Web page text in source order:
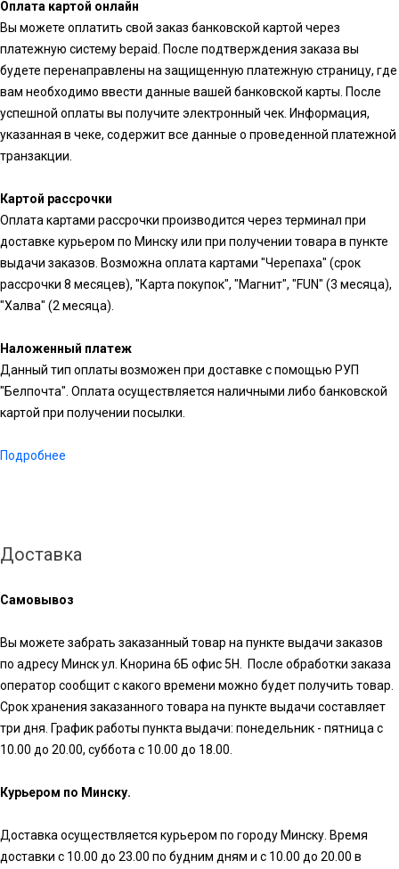
Оплата картой онлайн
Вы можете оплатить свой заказ банковской картой через
платежную систему bepaid. После подтверждения заказа вы
будете перенаправлены на защищенную платежную страницу, где
вам необходимо ввести данные вашей банковской карты. После
успешной оплаты вы получите электронный чек. Информация,
указанная в чеке, содержит все данные о проведенной платежной
транзакции.
Картой рассрочки
Оплата картами рассрочки производится через терминал при
доставке курьером по Минску или при получении товара в пункте
выдачи заказов. Возможна оплата картами "Черепаха" (срок
рассрочки 8 месяцев), "Карта покупок", "Магнит", "FUN" (3 месяца),
"Халва" (2 месяца).
Наложенный платеж
Данный тип оплаты возможен при доставке с помощью РУП
"Белпочта". Оплата осуществляется наличными либо банковской
картой при получении посылки.
Подробнее
Доставка
Самовывоз
Вы можете забрать заказанный товар на пункте выдачи заказов
по адресу Минск ул. Кнорина 6Б офис 5Н. После обработки заказа
оператор сообщит с какого времени можно будет получить товар.
Срок хранения заказанного товара на пункте выдачи составляет
три дня. График работы пункта выдачи: понедельник - пятница с
10.00 до 20.00, суббота с 10.00 до 18.00.
Курьером по Минску.
Доставка осуществляется курьером по городу Минску. Время
доставки с 10.00 до 23.00 по будним дням и с 10.00 до 20.00 в